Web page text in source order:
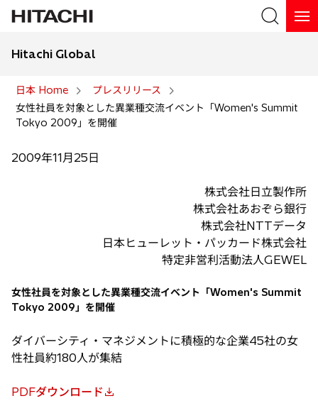
Hitachi Global
日本 Home
プレスリリース
女性社員を対象とした異業種交流イベント「Women's Summit
Tokyo 2009」を開催
2009年11月25日
株式会社日立製作所
株式会社あおぞら銀行
株式会社NTTデータ
日本ヒューレット・パッカード株式会社
特定非営利活動法人GEWEL
女性社員を対象とした異業種交流イベント「Women's Summit
Tokyo 2009」を開催
ダイバーシティ・マネジメントに積極的な企業45社の女
性社員約180人が集結
PDFダウンロード
新